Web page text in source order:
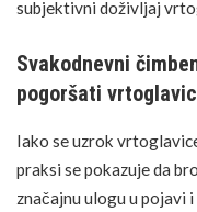
subjektivni doživljaj
Svakodnevni
pogoršati
Iako se uzrok
praksi se pokazuje da
značajnu ulogu u pojavi